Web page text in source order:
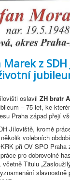
z SDH
oslavil ZH bratr
– 75 let, ke
Praha západ přejí
Jíloviště, kromě
volebních
při OV SPO Praha
pro dobrovolné
Titulu
slavnostně